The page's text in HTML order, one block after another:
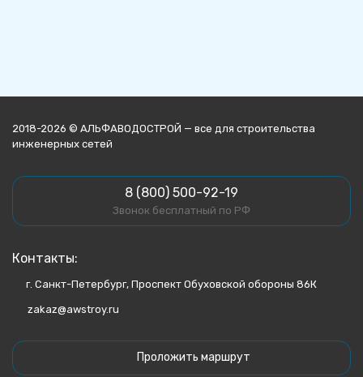
2018-2026 © АЛЬФАВОДОСТРОЙ — все для строительства
инженерных сетей
8 (800) 500-92-19
Звонок бесплатный по РФ
Контакты:
г. Санкт-Петербург, Проспект Обуховской обороны 86К
zakaz@awstroy.ru
Проложить маршрут